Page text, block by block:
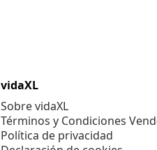
vidaXL
Sobre vidaXL
Términos y Condiciones
Política de privacidad